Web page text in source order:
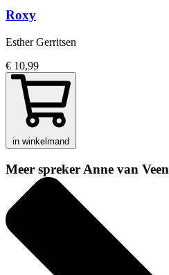
Roxy
Esther Gerritsen
€ 10,99
in winkelmand
Meer spreker Anne van Veen